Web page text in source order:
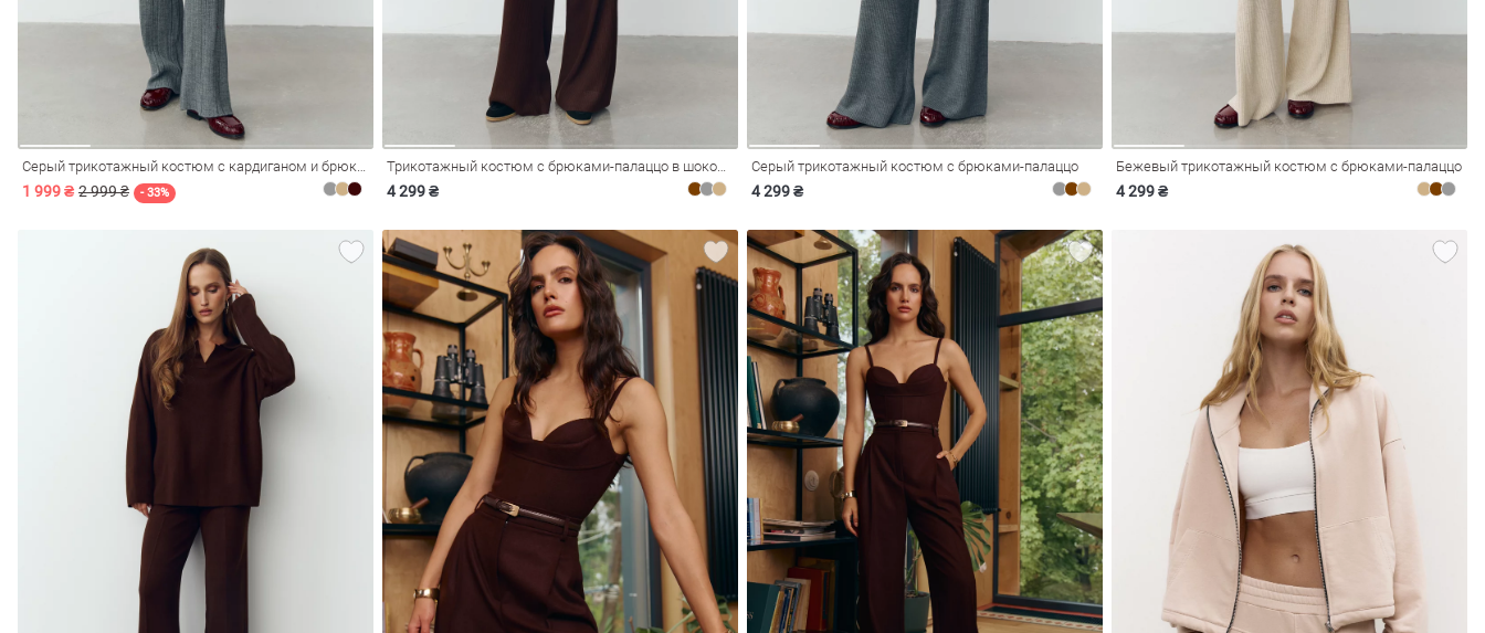
Серый трикотажный костюм с кардиганом и брюками
1 999 ₴ 2 999 ₴ - 33%
Трикотажный костюм с брюками-палаццо в шоколадном оттенке
4 299 ₴
Серый трикотажный костюм с брюками-палаццо
4 299 ₴
Бежевый трикотажный костюм с брюками-палаццо
4 299 ₴